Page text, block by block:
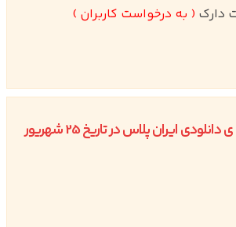
دارک ( به درخواست کاربران )
نسخه ی 1.2 پوسته ی دانلودی ایران پلاس در تاریخ 25 شهریور